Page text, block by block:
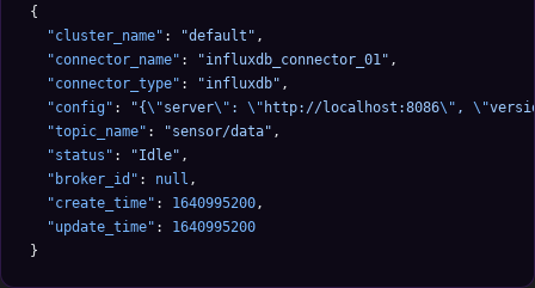
{
  "cluster_name"
: "default" ,
  "connector_name"
: "influxdb_connector_01" ,
  "connector_type"
: "influxdb" ,
  "config"
: "{\"server\" : \" http://localhost:8086\" , \"
  "topic_name"
: "sensor/data" ,
  "status"
: "Idle" ,
  "broker_id"
: null ,
  "create_time"
: 1640995200,
  "update_time"
: 1640995200
}